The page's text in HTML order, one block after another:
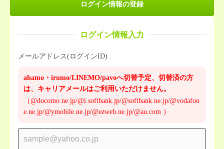
ログイン情報の登録
ログイン情報入力
メールアドレス(ログインID)
ahamo・irumo/LINEMO/pavoへ切替予定、切替済の方
は、キャリアメールはご利用いただけません。
（@docomo.ne.jp/@i.softbank.jp/@softbank.ne.jp/@vodafon
e.ne.jp/@ymobile.ne.jp/@ezweb.ne.jp/@au.com ）